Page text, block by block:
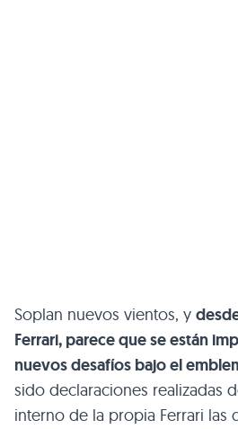
Soplan nuevos vientos, y
Ferrari, parece que se están
nuevos desafíos bajo el
sido declaraciones realizadas
interno de la propia Ferrari las